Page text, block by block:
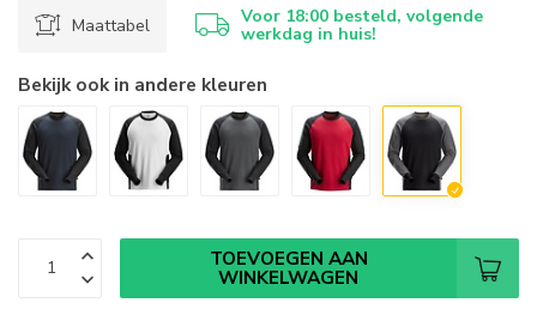
Maattabel Voor 18:00 besteld, volgende
werkdag in huis!
Bekijk ook in andere kleuren
TOEVOEGEN AAN
WINKELWAGEN